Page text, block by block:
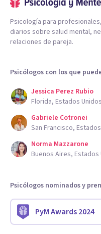
Psicología para
diarios sobre salud mental,
relaciones de pareja.
Psicólogos con los que
Jessica Perez Rubio
Florida, Estados
Gabriele Cotronei
San Francisco,
Norma Mazzarone
Buenos Aires,
Psicólogos nominados y
PyM Awards 2024